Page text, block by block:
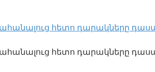
հետո դարակները
հետո դարակները